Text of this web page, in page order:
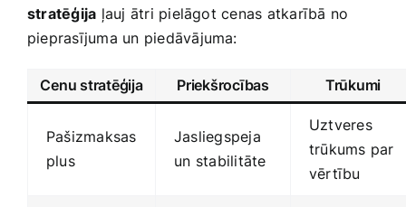
‍stratēģija ļauj​ ātri pielāgot cenas atkarībā no
pieprasījuma un piedāvājuma:
Cenu stratēģija Priekšrocības Trūkumi
Pašizmaksas
plus
Jasliegspeja
un ⁣stabilitāte
Uztveres​
trūkums par
vērtību